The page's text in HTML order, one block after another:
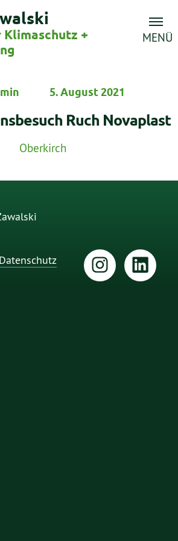
+
MENÜ
5. August 2021
Ruch Novaplast
Oberkirch
Datenschutz